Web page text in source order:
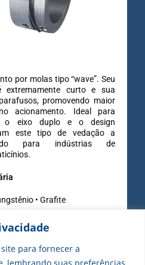
para fornecer a
lembrando suas preferências
por molas tipo “wave”. Seu
extremamente curto e sua
promovendo maior
acionamento. Ideal para
o eixo duplo e o design
este tipo de vedação a
para indústrias de
• Grafite